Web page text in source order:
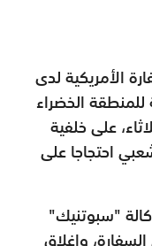
الأمريكية لدى
الخضراء
على خلفية
احتجاجا على
"سبوتنيك"
وإغلاق